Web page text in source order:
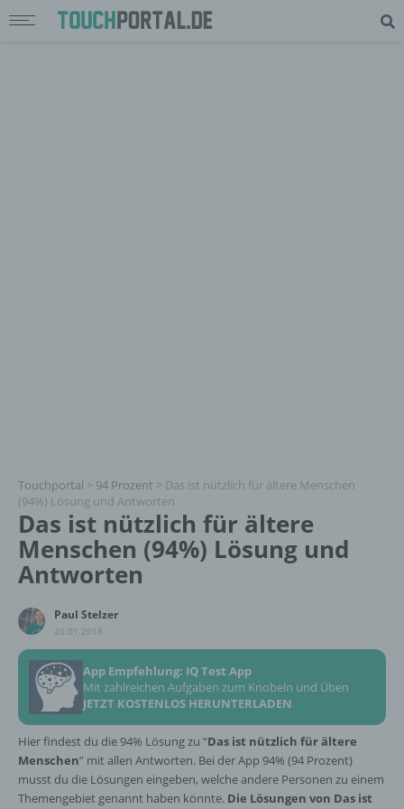
Touchportal > 94 Prozent > Das ist nützlich für ältere Menschen
(94%) Lösung und Antworten
Das ist nützlich für ältere
Menschen (94%) Lösung und
Antworten
Paul Stelzer
20.01.2018
App Empfehlung: IQ Test App
Mit zahlreichen Aufgaben zum Knobeln und Üben
JETZT KOSTENLOS HERUNTERLADEN
Hier findest du die 94% Lösung zu “Das ist nützlich für ältere
Menschen” mit allen Antworten. Bei der App 94% (94 Prozent)
musst du die Lösungen eingeben, welche andere Personen zu einem
Themengebiet genannt haben könnte. Die Lösungen von Das ist